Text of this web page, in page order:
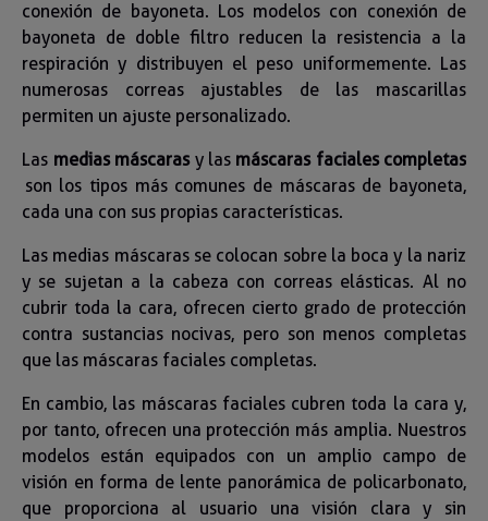
conexión de bayoneta. Los modelos con conexión de
bayoneta de doble filtro reducen la resistencia a la
respiración y distribuyen el peso uniformemente. Las
numerosas correas ajustables de las mascarillas
permiten un ajuste personalizado.
Las medias máscaras y las máscaras faciales completas
son los tipos más comunes de máscaras de bayoneta,
cada una con sus propias características.
Las medias máscaras se colocan sobre la boca y la nariz
y se sujetan a la cabeza con correas elásticas. Al no
cubrir toda la cara, ofrecen cierto grado de protección
contra sustancias nocivas, pero son menos completas
que las máscaras faciales completas.
En cambio, las máscaras faciales cubren toda la cara y,
por tanto, ofrecen una protección más amplia. Nuestros
modelos están equipados con un amplio campo de
visión en forma de lente panorámica de policarbonato,
que proporciona al usuario una visión clara y sin